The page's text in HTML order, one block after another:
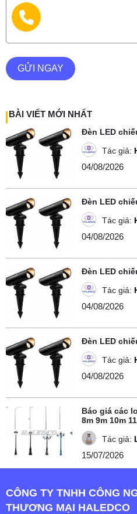
GỬI NGAY
BÀI VIẾT MỚI NHẤT
Đèn LED
Tác giả:
04/08/2026
Đèn LED
Tác giả:
04/08/2026
Đèn LED
Tác giả:
04/08/2026
Đèn LED
Tác giả:
04/08/2026
Báo giá các
8m 9m 10m
Tác giả:
15/07/2026
CÔNG TY TNHH CÔNG
THƯƠNG MẠI HALEDCO